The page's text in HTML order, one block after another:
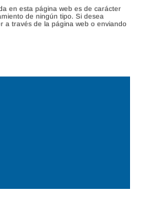
en esta página web es de carácter
de ningún tipo. Si desea
a través de la página web o enviando